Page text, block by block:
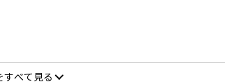
すべて見る